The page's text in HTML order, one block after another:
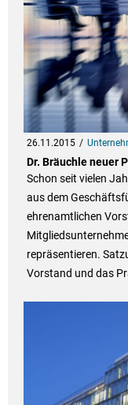
26.11.2015
Dr. Bräuchle neuer
Schon seit vielen
aus dem
ehrenamtlichen
repräsentieren.
Vorstand und das